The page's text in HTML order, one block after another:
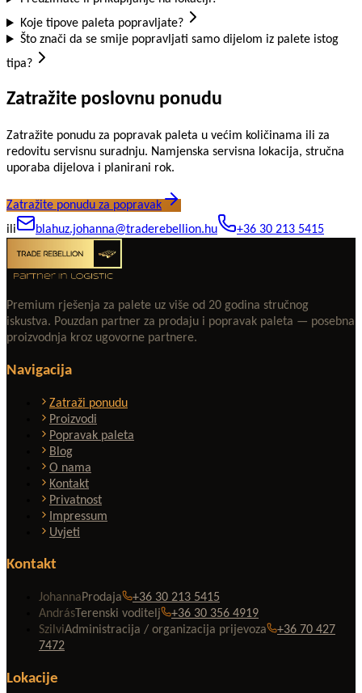
Koje tipove paleta popravljate?
Što znači da se smije popravljati samo dijelom iz palete istog
tipa?
Zatražite poslovnu ponudu
Zatražite ponudu za popravak paleta u većim količinama ili za
redovitu servisnu suradnju. Namjenska servisna lokacija, stručna
uporaba dijelova i planirani rok.
Zatražite ponudu za popravak
ili
blahuz.johanna@traderebellion.hu +36 30 213 5415
Premium rješenja za palete uz više od 20 godina stručnog
iskustva. Pouzdan partner za prodaju i popravak paleta — posebna
proizvodnja kroz ugovorne partnere.
Navigacija
Zatraži ponudu
Proizvodi
Popravak paleta
Blog
O nama
Kontakt
Privatnost
Impressum
Uvjeti
Kontakt
JohannaProdaja
+36 30 213 5415
András Terenski voditelj
+36 30 356 4919
SzilviAdministracija / organizacija prijevoza
+36 70 427
7472
Lokacije